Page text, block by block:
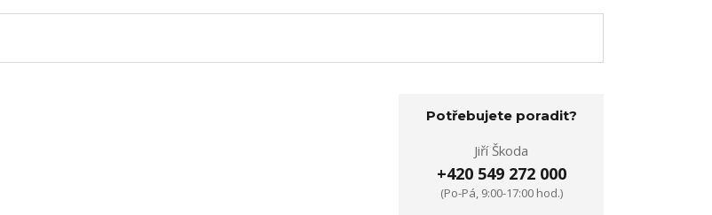
Potřebujete poradit?
Jiří Škoda
+420 549 272 000
(Po-Pá, 9:00-17:00 hod.)